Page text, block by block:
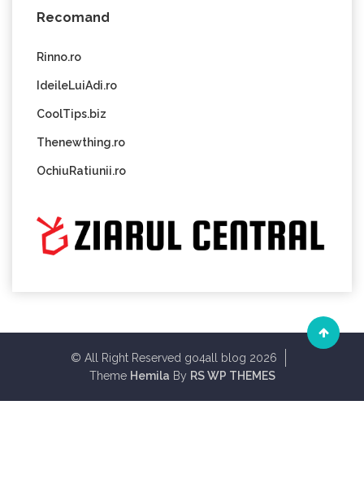
Recomand
Rinno.ro
IdeileLuiAdi.ro
CoolTips.biz
Thenewthing.ro
OchiuRatiunii.ro
© All Right Reserved go4all blog 2026
Theme Hemila By RS WP THEMES